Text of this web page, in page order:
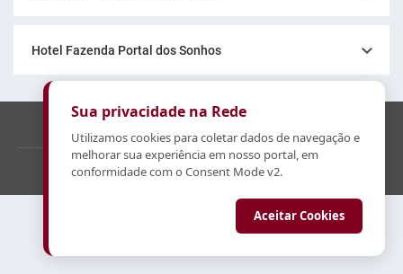
Hotel Fazenda Portal dos Sonhos
© 2026 Rede dos Sonhos . Todos os direitos reservados.
Powered by
Sua privacidade na Rede
Utilizamos cookies para coletar dados de navegação e
melhorar sua experiência em nosso portal, em
conformidade com o Consent Mode v2.
Aceitar Cookies